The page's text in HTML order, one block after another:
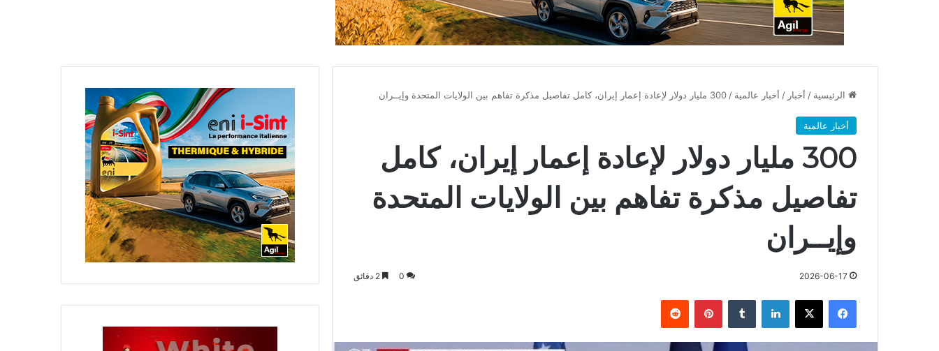
الرئيسية / أخبار / أخبار عالمية / 300 مليار دولار لإعادة إعمار إيران، كامل تفاصيل مذكرة تفاهم بين الولايات المتحدة وإيــران
أخبار عالمية
300 مليار دولار لإعادة إعمار إيران، كامل
تفاصيل مذكرة تفاهم بين الولايات المتحدة
وإيــران
2026-06-17
0
فيسبوك X لينكدإن بينتيريست